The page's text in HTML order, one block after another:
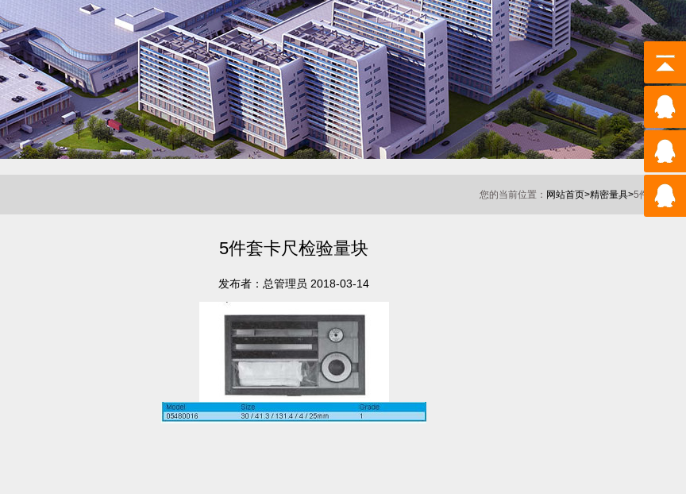
您的当前位置： 网站首页>精密量具>5件套卡尺
5件套卡尺检验量块
发布者：总管理员 2018-03-14